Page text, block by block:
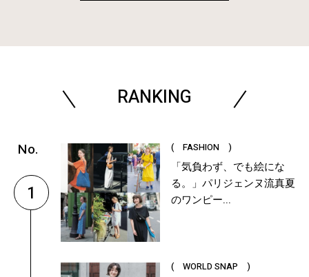
RANKING
1
( FASHION )
「気負わず、でも絵にな
る。」パリジェンヌ流真夏
のワンピー...
( WORLD SNAP )